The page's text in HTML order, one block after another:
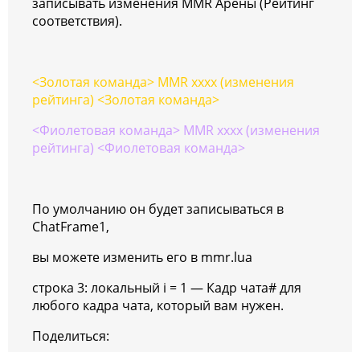
соответствия).
<Золотая команда> MMR xxxx (изменения
рейтинга) <Золотая команда>
<Фиолетовая команда> MMR xxxx (изменения
рейтинга) <Фиолетовая команда>
По умолчанию он будет записываться в
ChatFrame1,
вы можете изменить его в mmr.lua
строка 3: локальный i = 1 — Кадр чата# для
любого кадра чата, который вам нужен.
Поделиться: